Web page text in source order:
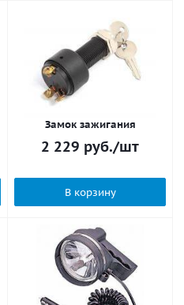
Замок зажигания
2 229 руб./шт
В корзину